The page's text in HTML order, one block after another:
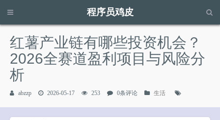
程序员鸡皮
请输入关键字进行搜索...
红薯产业链有哪些投资机会？
2026全赛道盈利项目与风险分
析
abzzp 2026-05-17 253 0条评论 生活